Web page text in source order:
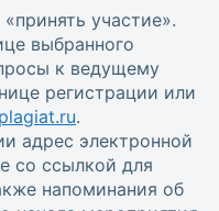
участие».
выбранного
к ведущему
регистрации или
.
адрес электронной
со ссылкой для
напоминания об